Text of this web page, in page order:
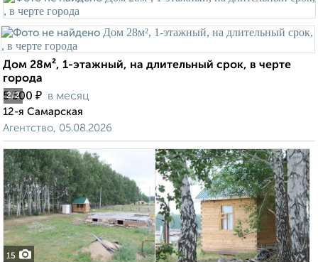
2/2
Дом 28м², 1-этажный, на длительный срок, в черте
города
5 500 ₽ в месяц
12-я Самарская
Агентство, 05.08.2026
15